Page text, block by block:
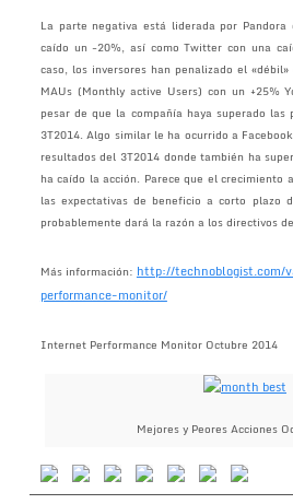
La parte negativa está liderada por
caído un -20%, así como Twitter con una
caso, los inversores han penalizado el
MAUs (Monthly active Users) con un +25%
pesar de que la compañía haya superado
3T2014. Algo similar le ha ocurrido a
resultados del 3T2014 donde también ha
ha caído la acción. Parece que el crecimiento
las expectativas de beneficio a corto plazo
probablemente dará la razón a los directivos
Más información: http://technoblogist.com/
performance-monitor/
Internet Performance Monitor Octubre 2014
Mejores y Peores Acciones